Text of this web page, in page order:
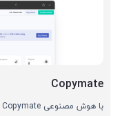
Copymate